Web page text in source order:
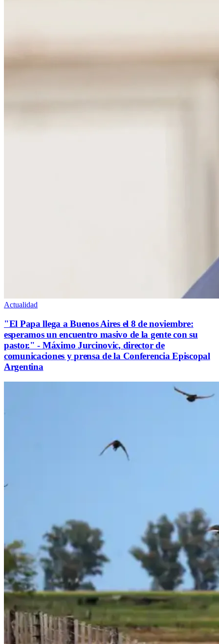
Actualidad
"El Papa llega a Buenos Aires el 8 de noviembre:
esperamos un encuentro masivo de la gente con su
pastor." - Máximo Jurcinovic, director de
comunicaciones y prensa de la Conferencia Episcopal
Argentina